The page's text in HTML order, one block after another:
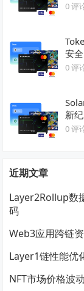
0 评
安
0 评
新
0 评
近期文章
Layer2Rollup数
码
Web3应用跨链
Layer1链性能优
NFT市场价格波